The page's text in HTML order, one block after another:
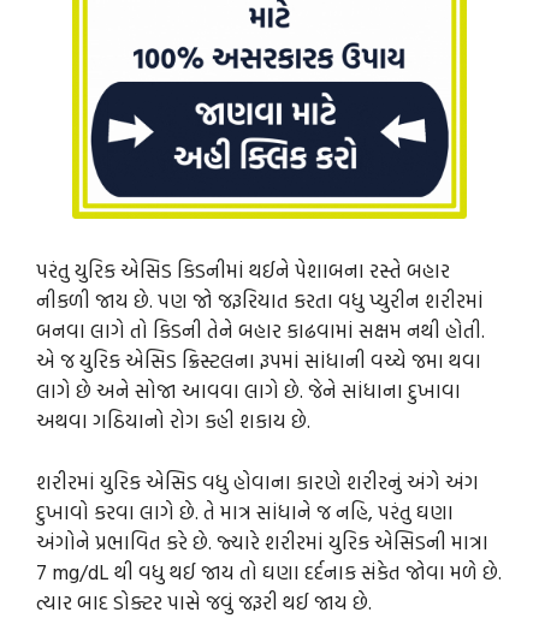
પરંતુ યુરિક એસિડ કિડનીમાં થઈને પેશાબના રસ્તે બહાર
નીકળી જાય છે. પણ જો જરૂરિયાત કરતા વધુ પ્યુરીન શરીરમાં
બનવા લાગે તો કિડની તેને બહાર કાઢવામાં સક્ષમ નથી હોતી.
એ જ યુરિક એસિડ ક્રિસ્ટલના રૂપમાં સાંધાની વચ્ચે જમા થવા
લાગે છે અને સોજા આવવા લાગે છે. જેને સાંધાના દુખાવા
અથવા ગઠિયાનો રોગ કહી શકાય છે.
શરીરમાં યુરિક એસિડ વધુ હોવાના કારણે શરીરનું અંગે અંગ
દુખાવો કરવા લાગે છે. તે માત્ર સાંધાને જ નહિ, પરંતુ ઘણા
અંગોને પ્રભાવિત કરે છે. જ્યારે શરીરમાં યુરિક એસિડની માત્રા
7 mg/dL થી વધુ થઈ જાય તો ઘણા દર્દનાક સંકેત જોવા મળે છે.
ત્યાર બાદ ડોક્ટર પાસે જવું જરૂરી થઈ જાય છે.